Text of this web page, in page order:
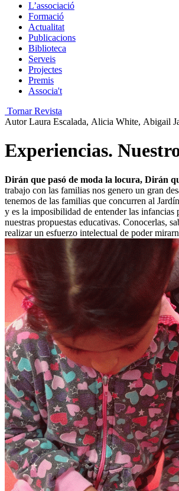
L’associació
Formació
Actualitat
Publicacions
Biblioteca
Serveis
Projectes
Premis
Associa't
Tornar Revista
Autor Laura Escalada, Alicia White, Abigail
Experiencias.
Dirán que pasó de moda la locura, Dirán
trabajo con las familias nos genero un gran
tenemos de las familias que concurren al
y es la imposibilidad de entender las infancias
nuestras propuestas educativas. Conocerlas,
realizar un esfuerzo intelectual de poder